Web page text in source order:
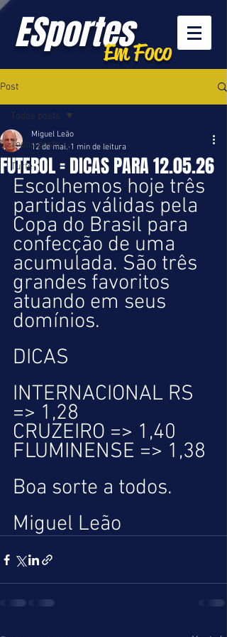
ESportesEm Foco
Post
Todos posts
Turfe
Todos posts
FUTEBOL = DICAS PARA 12.05.26
Miguel Leão
12 de mai. 1 min de leitura
Escolhemos hoje três
partidas válidas pela
Copa do Brasil para
confecção de uma
acumulada. São três
grandes favoritos
atuando em seus
domínios.
DICAS
INTERNACIONAL RS
=> 1,28
CRUZEIRO => 1,40
FLUMINENSE => 1,38
Boa sorte a todos.
Miguel Leão